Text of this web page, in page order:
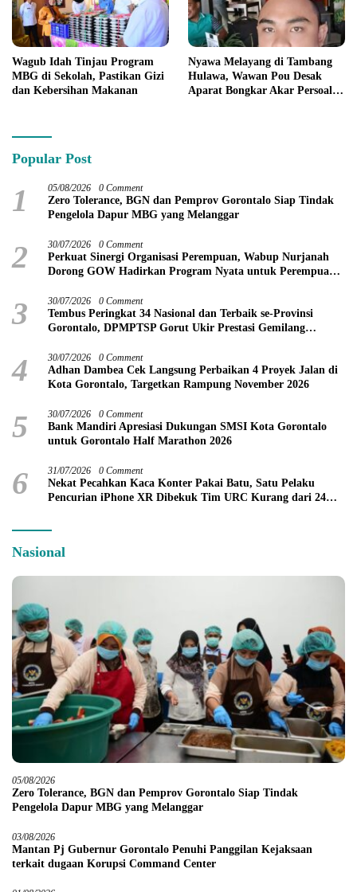
Wagub Idah Tinjau Program
MBG di Sekolah, Pastikan Gizi
dan Kebersihan Makanan
Nyawa Melayang di Tambang
Hulawa, Wawan Pou Desak
Aparat Bongkar Akar Persoalan
Popular Post
1 05/08/2026 0 Comment
Zero Tolerance, BGN dan Pemprov Gorontalo Siap Tindak
Pengelola Dapur MBG yang Melanggar
2 30/07/2026 0 Comment
Perkuat Sinergi Organisasi Perempuan, Wabup Nurjanah
Dorong GOW Hadirkan Program Nyata untuk Perempuan
3 30/07/2026 0 Comment
Tembus Peringkat 34 Nasional dan Terbaik se-Provinsi
Gorontalo, DPMPTSP Gorut Ukir Prestasi Gemilang
4 30/07/2026 0 Comment
Adhan Dambea Cek Langsung Perbaikan 4 Proyek Jalan di
Kota Gorontalo, Targetkan Rampung November 2026
5 30/07/2026 0 Comment
Bank Mandiri Apresiasi Dukungan SMSI Kota Gorontalo
untuk Gorontalo Half Marathon 2026
6 31/07/2026 0 Comment
Nekat Pecahkan Kaca Konter Pakai Batu, Satu Pelaku
Pencurian iPhone XR Dibekuk Tim URC Kurang dari 24
Nasional
05/08/2026
Zero Tolerance, BGN dan Pemprov Gorontalo Siap Tindak
Pengelola Dapur MBG yang Melanggar
03/08/2026
Mantan Pj Gubernur Gorontalo Penuhi Panggilan Kejaksaan
terkait dugaan Korupsi Command Center